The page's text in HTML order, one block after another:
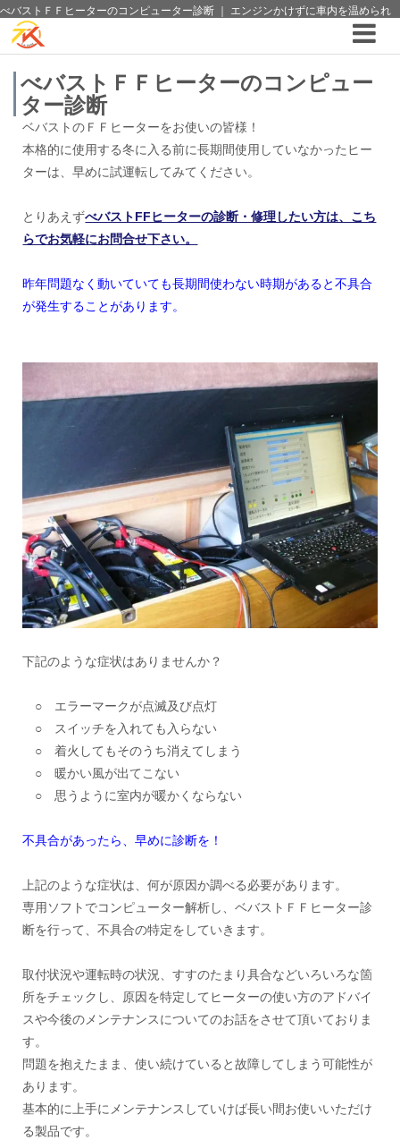
べバストＦＦヒーターのコンピューター診断 ｜ エンジンかけずに車内を温められ
るベバストＦＦヒーター ｜4WDやSUVのカスタム パーツと12vクーラーから 車中
泊/キャンピング部品までご提案の T.K TECH 埼玉
べバストＦＦヒーターのコンピュー
ター診断
ベバストのＦＦヒーターをお使いの皆様！
本格的に使用する冬に入る前に長期間使用していなかったヒー
ターは、早めに試運転してみてください。
とりあえずべバストFFヒーターの診断・修理したい方は、こち
らでお気軽にお問合せ下さい。
昨年問題なく動いていても長期間使わない時期があると不具合
が発生することがあります。
下記のような症状はありませんか？
○ エラーマークが点滅及び点灯
○ スイッチを入れても入らない
○ 着火してもそのうち消えてしまう
○ 暖かい風が出てこない
○ 思うように室内が暖かくならない
不具合があったら、早めに診断を！
上記のような症状は、何が原因か調べる必要があります。
専用ソフトでコンピューター解析し、ベバストＦＦヒーター診
断を行って、不具合の特定をしていきます。
取付状況や運転時の状況、すすのたまり具合などいろいろな箇
所をチェックし、原因を特定してヒーターの使い方のアドバイ
スや今後のメンテナンスについてのお話をさせて頂いておりま
す。
問題を抱えたまま、使い続けていると故障してしまう可能性が
あります。
基本的に上手にメンテナンスしていけば長い間お使いいただけ
る製品です。